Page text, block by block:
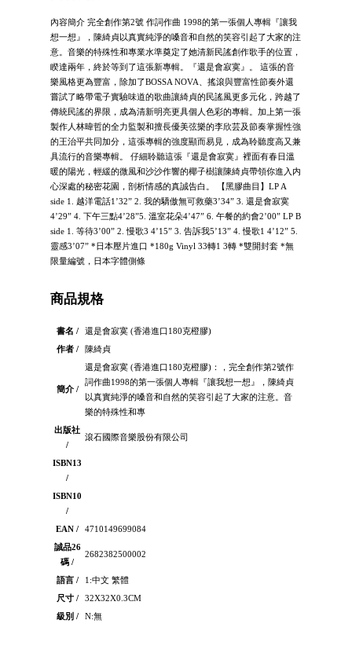
內容簡介 完全創作第2號 作詞作曲 1998的第一張個人專輯『讓我
想一想』，陳綺貞以真實純淨的嗓音和自然的笑容引起了大家的注
意。音樂的特殊性和專業水準奠定了她清新民謠創作歌手的位置，
睽達兩年，終於等到了這張新專輯。『還是會寂寞』。 這張的音
樂風格更為豐富，除加了BOSSA NOVA、搖滾與豐富性節奏外還
嘗試了略帶電子實驗味道的歌曲讓綺貞的民謠風更多元化，跨越了
傳統民謠的界限，成為清新明亮更具個人色彩的專輯。加上第一張
製作人林暐哲的全力監製和擅長優美弦樂的李欣芸及節奏掌握性強
的王治平共同加分，這張專輯的強度顯而易見，成為聆聽度高又兼
具流行的音樂專輯。 仔細聆聽這張『還是會寂寞』裡面有春日溫
暖的陽光，輕緩的微風和沙沙作響的椰子樹讓陳綺貞帶領你進入内
心深處的秘密花園，剖析情感的真誠告白。 【黑膠曲目】LP A
side 1. 越洋電話1’32” 2. 我的驕傲無可救藥3’34” 3. 還是會寂寞
4’29” 4. 下午三點4’28”5. 溫室花朵4’47” 6. 午餐的約會2’00” LP B
side 1. 等待3’00” 2. 慢歌3 4’15” 3. 告訴我5’13” 4. 慢歌1 4’12” 5.
靈感3’07” *日本壓片進口 *180g Vinyl 33轉1 3轉 *雙開封套 *無
限量編號，日本字體側條
商品規格
書名 /
還是會寂寞 (香港進口180克橙膠)
作者 /
陳綺貞
簡介 /
還是會寂寞 (香港進口180克橙膠)：，完全創作第2號作
詞作曲1998的第一張個人專輯『讓我想一想』，陳綺貞
以真實純淨的嗓音和自然的笑容引起了大家的注意。音
樂的特殊性和專
出版社
/
滾石國際音樂股份有限公司
ISBN13
/
ISBN10
/
EAN /
4710149699084
誠品26
碼 /
2682382500002
語言 /
1:中文 繁體
尺寸 /
32X32X0.3CM
級別 /
N:無